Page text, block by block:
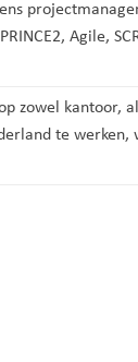
Agile,
zowel kantoor,
te werken,